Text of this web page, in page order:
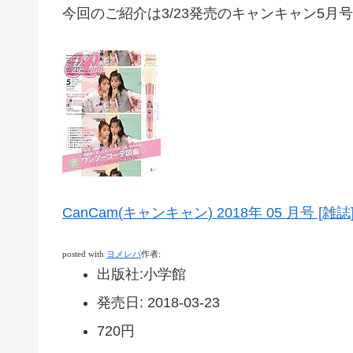
今回のご紹介は3/23発売のキャンキャン5月号
CanCam(キャンキャン) 2018年 05 月号 [雑誌]
posted with ヨメレバ作者:
出版社:小学館
発売日 : 2018-03-23
720円